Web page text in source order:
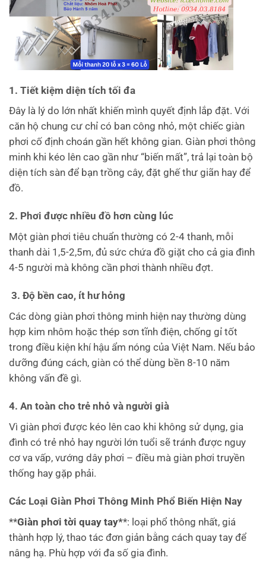
1. Tiết kiệm diện tích tối đa
Đây là lý do lớn nhất khiến mình quyết định lắp đặt. Với
căn hộ chung cư chỉ có ban công nhỏ, một chiếc giàn
phơi cố định choán gần hết không gian. Giàn phơi thông
minh khi kéo lên cao gần như “biến mất”, trả lại toàn bộ
diện tích sàn để bạn trồng cây, đặt ghế thư giãn hay để
đồ.
2. Phơi được nhiều đồ hơn cùng lúc
Một giàn phơi tiêu chuẩn thường có 2-4 thanh, mỗi
thanh dài 1,5-2,5m, đủ sức chứa đồ giặt cho cả gia đình
4-5 người mà không cần phơi thành nhiều đợt.
3. Độ bền cao, ít hư hỏng
Các dòng giàn phơi thông minh hiện nay thường dùng
hợp kim nhôm hoặc thép sơn tĩnh điện, chống gỉ tốt
trong điều kiện khí hậu ẩm nóng của Việt Nam. Nếu bảo
dưỡng đúng cách, giàn có thể dùng bền 8-10 năm
không vấn đề gì.
4. An toàn cho trẻ nhỏ và người già
Vì giàn phơi được kéo lên cao khi không sử dụng, gia
đình có trẻ nhỏ hay người lớn tuổi sẽ tránh được nguy
cơ va vấp, vướng dây phơi – điều mà giàn phơi truyền
thống hay gặp phải.
Các Loại Giàn Phơi Thông Minh Phổ Biến Hiện Nay
**Giàn phơi tời quay tay**: loại phổ thông nhất, giá
thành hợp lý, thao tác đơn giản bằng cách quay tay để
nâng hạ. Phù hợp với đa số gia đình.